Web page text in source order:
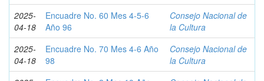
2025-
04-18
Encuadre No. 60 Mes 4-5-6
Año 96
Consejo Nacional de
la Cultura
2025-
04-18
Encuadre No. 70 Mes 4-6 Año
98
Consejo Nacional de
la Cultura